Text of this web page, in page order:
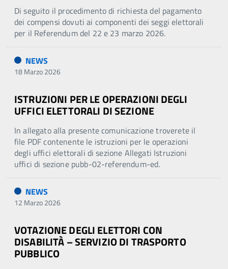
Di seguito il procedimento di richiesta del pagamento
dei compensi dovuti ai componenti dei seggi elettorali
per il Referendum del 22 e 23 marzo 2026.
NEWS
18 Marzo 2026
ISTRUZIONI PER LE OPERAZIONI DEGLI
UFFICI ELETTORALI DI SEZIONE
In allegato alla presente comunicazione troverete il
file PDF contenente le istruzioni per le operazioni
degli uffici elettorali di sezione Allegati Istruzioni
uffici di sezione pubb-02-referendum-ed.
NEWS
12 Marzo 2026
VOTAZIONE DEGLI ELETTORI CON
DISABILITÀ – SERVIZIO DI TRASPORTO
PUBBLICO